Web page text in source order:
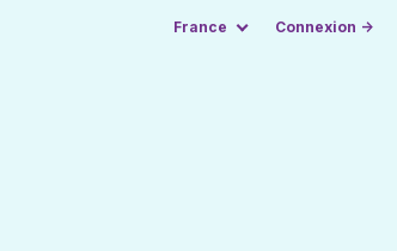
France Connexion →